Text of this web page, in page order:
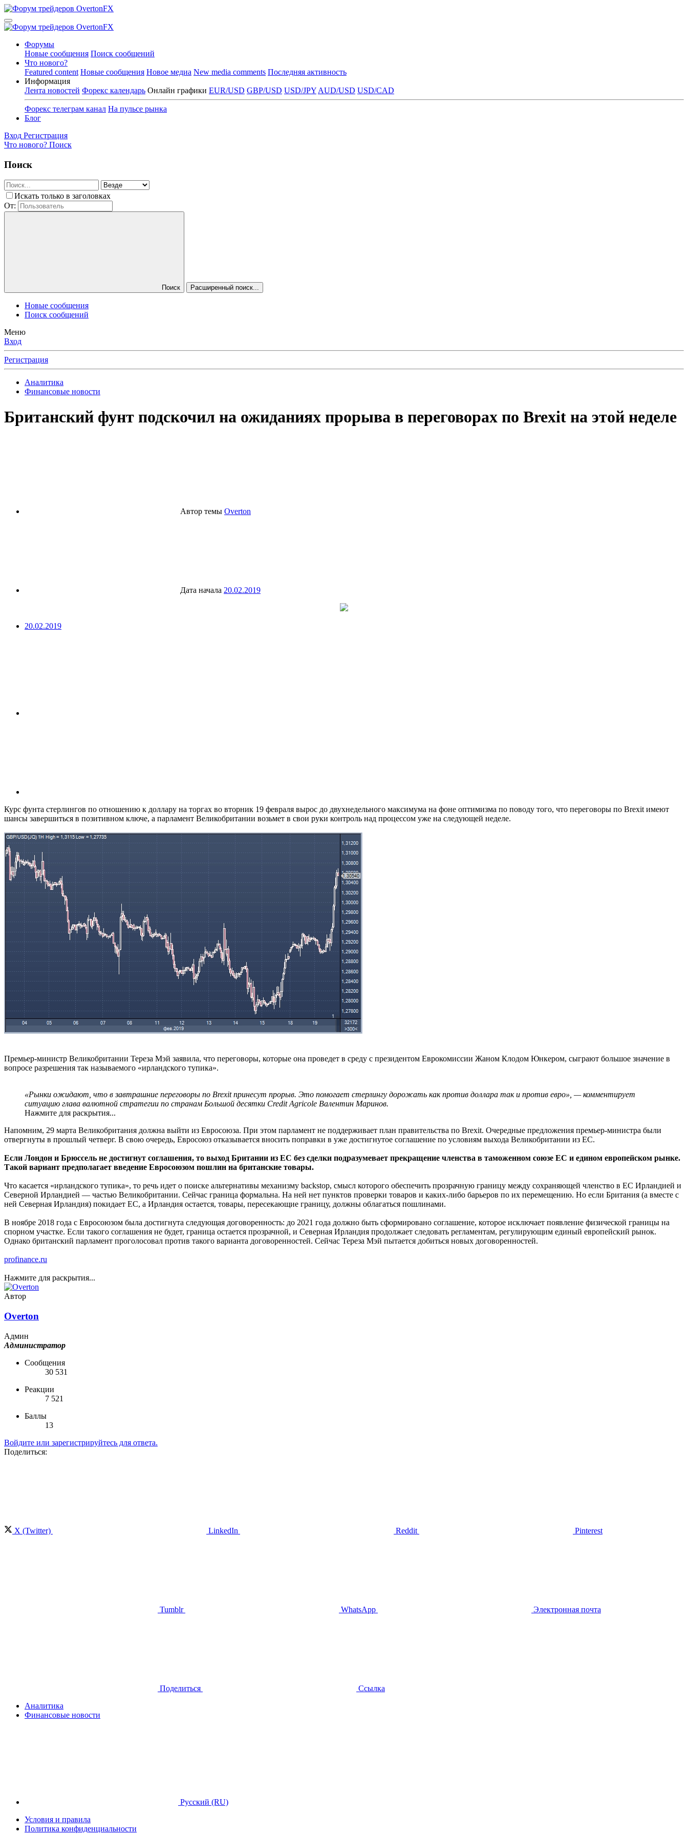
Форумы
Новые сообщения Поиск сообщений
Что нового?
Featured content Новые сообщения Новое медиа New media comments Последняя активность
Информация
Лента новостей Форекс календарь Онлайн графики EUR/USD GBP/USD USD/JPY AUD/USD USD/CAD
Форекс телеграм канал На пульсе рынка
Блог
Вход Регистрация
Что нового? Поиск
Поиск
Искать только в заголовках
От:
Поиск Расширенный поиск...
Новые сообщения
Поиск сообщений
Меню
Вход
Регистрация
Аналитика
Финансовые новости
Британский фунт подскочил на ожиданиях прорыва в переговорах по Brexit на этой неделе
Автор темы Overton
Дата начала 20.02.2019
20.02.2019
Курс фунта стерлингов по отношению к доллару на торгах во вторник 19 февраля вырос до двухнедельного максимума на фоне оптимизма по поводу того, что переговоры по Brexit имеют
шансы завершиться в позитивном ключе, а парламент Великобритании возьмет в свои руки контроль над процессом уже на следующей неделе.
Премьер-министр Великобритании Тереза Мэй заявила, что переговоры, которые она проведет в среду с президентом Еврокомиссии Жаном Клодом Юнкером, сыграют большое значение в
вопросе разрешения так называемого «ирландского тупика».
«Рынки ожидают, что в завтрашние переговоры по Brexit принесут прорыв. Это помогает стерлингу дорожать как против доллара так и против евро», — комментирует
ситуацию глава валютной стратегии по странам Большой десятки Credit Agricole Валентин Маринов.
Нажмите для раскрытия...
Напомним, 29 марта Великобритания должна выйти из Евросоюза. При этом парламент не поддерживает план правительства по Brexit. Очередные предложения премьер-министра были
отвергнуты в прошлый четверг. В свою очередь, Евросоюз отказывается вносить поправки в уже достигнутое соглашение по условиям выхода Великобритании из ЕС.
Если Лондон и Брюссель не достигнут соглашения, то выход Британии из ЕС без сделки подразумевает прекращение членства в таможенном союзе ЕС и едином европейском рынке.
Такой вариант предполагает введение Евросоюзом пошлин на британские товары.
Что касается «ирландского тупика», то речь идет о поиске альтернативы механизму backstop, смысл которого обеспечить прозрачную границу между сохраняющей членство в ЕС Ирландией и
Северной Ирландией — частью Великобритании. Сейчас граница формальна. На ней нет пунктов проверки товаров и каких-либо барьеров по их перемещению. Но если Британия (а вместе с
ней Северная Ирландия) покидает ЕС, а Ирландия остается, товары, пересекающие границу, должны облагаться пошлинами.
В ноябре 2018 года с Евросоюзом была достигнута следующая договоренность: до 2021 года должно быть сформировано соглашение, которое исключает появление физической границы на
спорном участке. Если такого соглашения не будет, граница остается прозрачной, и Северная Ирландия продолжает следовать регламентам, регулирующим единый европейский рынок.
Однако британский парламент проголосовал против такого варианта договоренностей. Сейчас Тереза Мэй пытается добиться новых договоренностей.
profinance.ru
Нажмите для раскрытия...
Автор
Overton
Админ
Администратор
Сообщения
30 531
Реакции
7 521
Баллы
13
Войдите или зарегистрируйтесь для ответа.
Поделиться:
X (Twitter) LinkedIn Reddit Pinterest
Tumblr WhatsApp Электронная почта
Поделиться
Ссылка
Аналитика
Финансовые новости
Русский (RU)
Условия и правила
Политика конфиденциальности